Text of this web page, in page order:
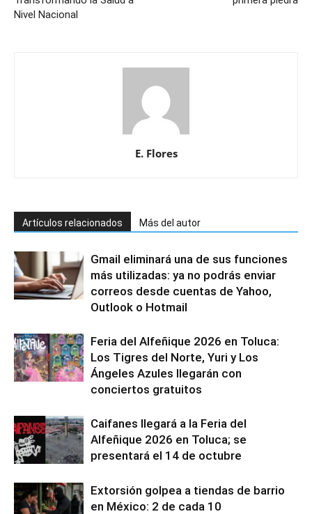
Nivel Nacional
E. Flores
Artículos relacionados Más del autor
Gmail eliminará una de sus funciones
más utilizadas: ya no podrás enviar
correos desde cuentas de Yahoo,
Outlook o Hotmail
Feria del Alfeñique 2026 en Toluca:
Los Tigres del Norte, Yuri y Los
Ángeles Azules llegarán con
conciertos gratuitos
Caifanes llegará a la Feria del
Alfeñique 2026 en Toluca; se
presentará el 14 de octubre
Extorsión golpea a tiendas de barrio
en México: 2 de cada 10